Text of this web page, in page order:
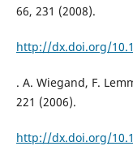
66, 231 (2008).
http://dx.doi.org/
. A. Wiegand, F.
221 (2006).
http://dx.doi.org/